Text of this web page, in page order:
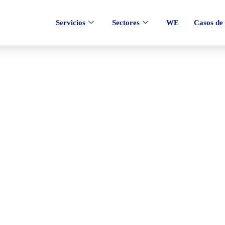
Servicios Sectores WE Casos